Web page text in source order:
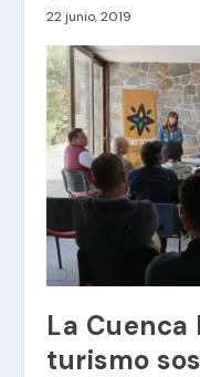
22 junio, 2019
La
turismo